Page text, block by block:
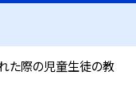
た際の児童生徒の教